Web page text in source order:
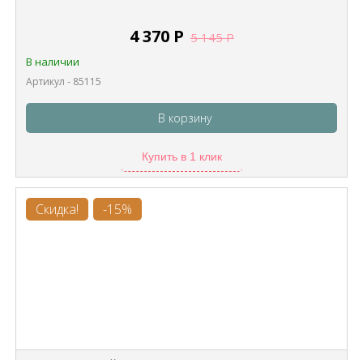
4 370 Р 5 145Р
В наличии
Артикул - 85115
В корзину
Купить в 1 клик
Скидка! -15%